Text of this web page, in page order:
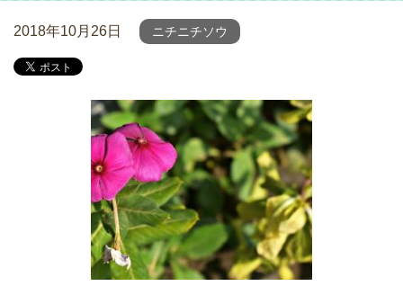
2018年10月26日 ニチニチソウ